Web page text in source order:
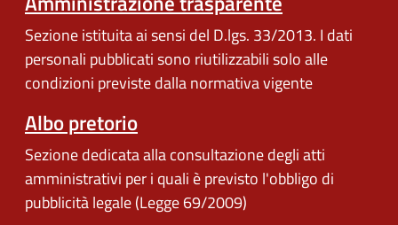
Sezione istituita ai sensi del D.lgs. 33/2013. I dati
personali pubblicati sono riutilizzabili solo alle
condizioni previste dalla normativa vigente
Albo pretorio
Sezione dedicata alla consultazione degli atti
amministrativi per i quali è previsto l'obbligo di
pubblicità legale (Legge 69/2009)